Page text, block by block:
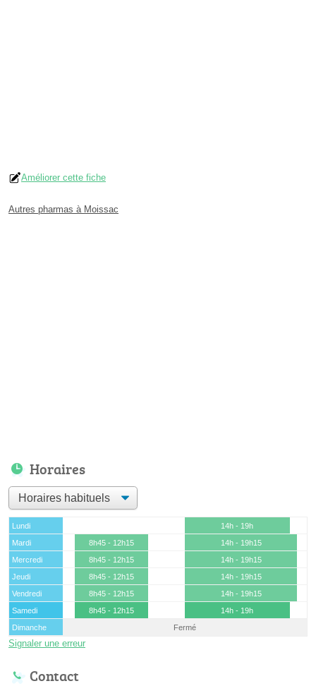
Améliorer cette fiche
Autres pharmas à Moissac
Horaires
Lundi
14h - 19h
Mardi
8h45 - 12h15
14h - 19h15
Mercredi
8h45 - 12h15
14h - 19h15
Jeudi
8h45 - 12h15
14h - 19h15
Vendredi
8h45 - 12h15
14h - 19h15
Samedi
8h45 - 12h15
14h - 19h
Dimanche
Fermé
Signaler une erreur
Contact